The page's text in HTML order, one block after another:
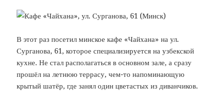
В этот раз посетил минское кафе «Чайхана» на ул.
Сурганова, 61, которое специализируется на узбекской
кухне. Не стал располагаться в основном зале, а сразу
прошёл на летнюю террасу, чем-то напоминающую
крытый шатёр, где занял один цветастых из диванчиков.